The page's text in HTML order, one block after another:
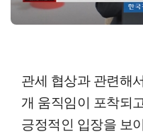
관세 협상과 관련해
개 움직임이 포착되
긍정적인 입장을 보